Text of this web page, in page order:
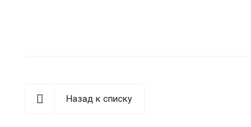
Назад к списку